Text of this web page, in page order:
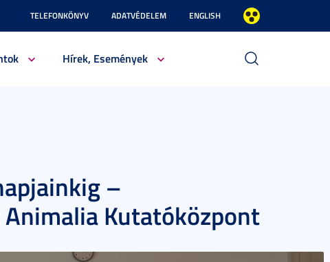
TELEFONKÖNYV ADATVÉDELEM ENGLISH
Hírek, Események
–
Kutatóközpont